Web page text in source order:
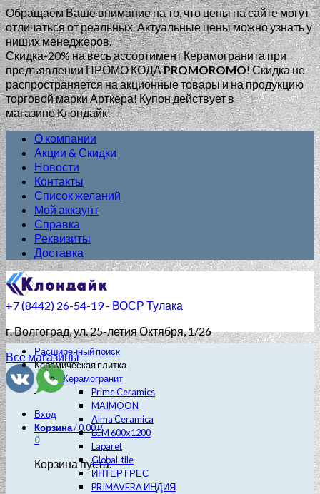
Обращаем Ваше внимание на то, что цены на сайте могут
отличаться от реальных. Актуальные цены можно узнать у
ниших менеджеров.
Скидка-20% на весь ассортимент Керамогранита при
предъявлении ПРОМО КОДАPROMOROMO!Скидка не
распространяется на акционные товары и на продукцию
торговой марки Арткера! Купон действует в
магазине Клондайк!
О компании
Акции & Скидки
Новости
Контакты
Список желаний
Мой аккаунт
Справка
Реквизиты
Доставка
+7 (8442) 26-54-19 - ВОСР Тулака
г. Волгоград, ул. 25-летия Октября, 1/26
Все магазины
Вход
Корзина/0.00₽
0
Корзина пуста.
Расширенный поиск
Керамическая плитка
Керамогранит
Prime Ceramics
MAIMOON
Alma Ceramica
LCM 600х1200
Laparet
Global-tile
ИНТЕР ГРЕС
PRIMAVERA ИНДИЯ